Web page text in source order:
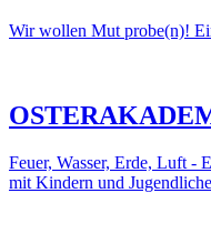
Wir wollen Mut probe(n)!
Feuer, Wasser, Erde, Luft -
mit Kindern und